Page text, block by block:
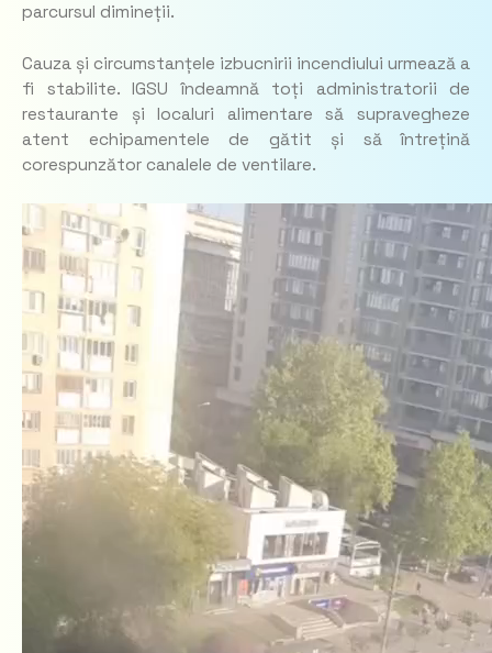
parcursul dimineții.
Cauza și circumstanțele izbucnirii incendiului urmează a
fi stabilite. IGSU îndeamnă toți administratorii de
restaurante și localuri alimentare să supravegheze
atent echipamentele de gătit și să întrețină
corespunzător canalele de ventilare.